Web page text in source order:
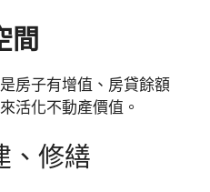
間
房子有增值、房貸餘額
活化不動產價值。
、修繕